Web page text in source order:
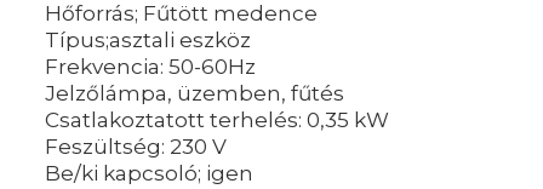
Hőforrás; Fűtött medence
Típus;asztali eszköz
Frekvencia: 50-60Hz
Jelzőlámpa, üzemben, fűtés
Csatlakoztatott terhelés: 0,35 kW
Feszültség: 230 V
Be/ki kapcsoló; igen